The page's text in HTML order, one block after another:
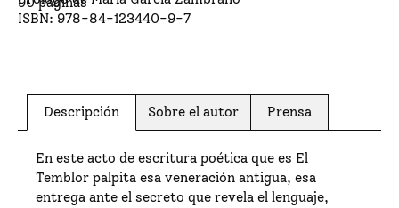
ISBN: 978-84-123440-9-7
Descripción Sobre el autor Prensa
En este acto de escritura poética que es El
Temblor palpita esa veneración antigua, esa
entrega ante el secreto que revela el lenguaje,